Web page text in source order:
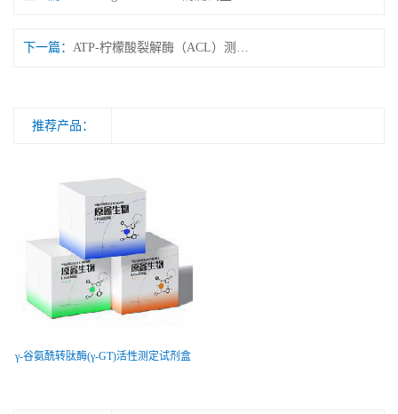
下一篇：
推荐产品：
γ-谷氨酰转肽酶(γ-GT)活性测定试剂盒